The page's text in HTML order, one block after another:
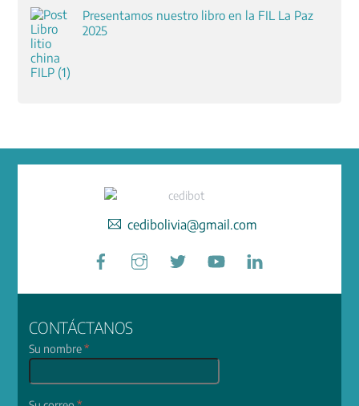
Presentamos nuestro libro en la FIL La Paz
2025
cedibolivia@gmail.com
Facebook
CONTÁCTANOS
Su nombre*